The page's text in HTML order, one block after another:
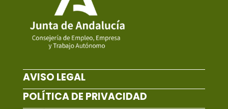
AVISO LEGAL
POLÍTICA DE PRIVACIDAD